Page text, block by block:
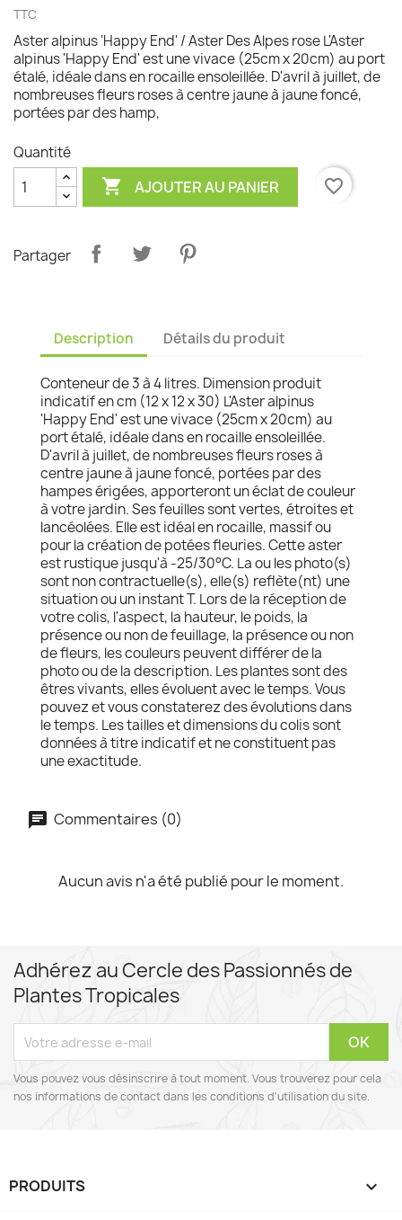
TTC
Aster alpinus 'Happy End' / Aster Des Alpes rose L'Aster
alpinus 'Happy End' est une vivace (25cm x 20cm) au port
étalé, idéale dans en rocaille ensoleillée. D'avril à juillet, de
nombreuses fleurs roses à centre jaune à jaune foncé,
portées par des hamp,
Quantité
 AJOUTER AU PANIER favorite_border
Partager
Description Détails du produit
Conteneur de 3 à 4 litres. Dimension produit
indicatif en cm (12 x 12 x 30) L'Aster alpinus
'Happy End' est une vivace (25cm x 20cm) au
port étalé, idéale dans en rocaille ensoleillée.
D'avril à juillet, de nombreuses fleurs roses à
centre jaune à jaune foncé, portées par des
hampes érigées, apporteront un éclat de couleur
à votre jardin. Ses feuilles sont vertes, étroites et
lancéolées. Elle est idéal en rocaille, massif ou
pour la création de potées fleuries. Cette aster
est rustique jusqu'à -25/30°C. La ou les photo(s)
sont non contractuelle(s), elle(s) reflète(nt) une
situation ou un instant T. Lors de la réception de
votre colis, l'aspect, la hauteur, le poids, la
présence ou non de feuillage, la présence ou non
de fleurs, les couleurs peuvent différer de la
photo ou de la description. Les plantes sont des
êtres vivants, elles évoluent avec le temps. Vous
pouvez et vous constaterez des évolutions dans
le temps. Les tailles et dimensions du colis sont
données à titre indicatif et ne constituent pas
une exactitude.
Commentaires (0)
Aucun avis n'a été publié pour le moment.
Adhérez au Cercle des Passionnés de
Plantes Tropicales
Vous pouvez vous désinscrire à tout moment. Vous trouverez pour cela
nos informations de contact dans les conditions d'utilisation du site.
PRODUITS 